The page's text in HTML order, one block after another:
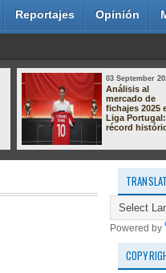
Reportajes Opinión
03 September
Análisis al
mercado de
fichajes 2025
Liga Portugal:
récord
Powered by